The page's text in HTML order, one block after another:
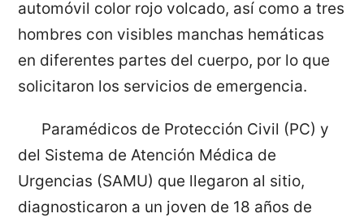
automóvil color rojo volcado, así como a tres
hombres con visibles manchas hemáticas
en diferentes partes del cuerpo, por lo que
solicitaron los servicios de emergencia.
Paramédicos de Protección Civil (PC) y
del Sistema de Atención Médica de
Urgencias (SAMU) que llegaron al sitio,
diagnosticaron a un joven de 18 años de